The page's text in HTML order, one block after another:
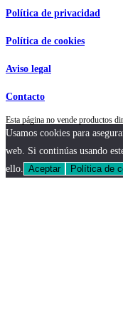
Política de privacidad
Política de cookies
Aviso legal
Contacto
Esta página no vende productos
Usamos cookies para
web. Si continúas usando
ello. Aceptar Política de